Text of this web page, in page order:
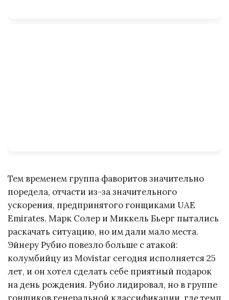
Тем временем группа фаворитов значительно
поредела, отчасти из-за значительного
ускорения, предпринятого гонщиками UAE
Emirates. Марк Солер и Миккель Бьерг пытались
раскачать ситуацию, но им дали мало места.
Эйнеру Рубио повезло больше с атакой:
колумбийцу из Movistar сегодня исполняется 25
лет, и он хотел сделать себе приятный подарок
на день рождения. Рубио лидировал, но в группе
гонщиков генеральной классификации, где темп